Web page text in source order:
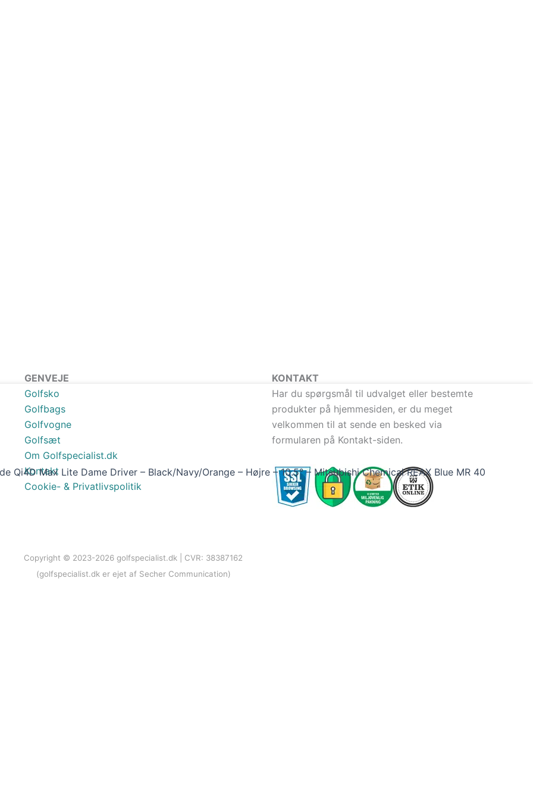
GENVEJE
Golfsko
Golfbags
Golfvogne
Golfsæt
Om Golfspecialist.dk
Kontakt
Cookie- & Privatlivspolitik
KONTAKT
Har du spørgsmål til udvalget eller bestemte
produkter på hjemmesiden, er du meget
velkommen til at sende en besked via
formularen på Kontakt-siden.
Copyright © 2023-2026 golfspecialist.dk | CVR: 38387162
(golfspecialist.dk er ejet af Secher Communication)
Qi4D Max Lite Dame Driver – Black/Navy/Orange – Højre – 10.5° – Mitsubishi Chemical REAX Blue MR 40